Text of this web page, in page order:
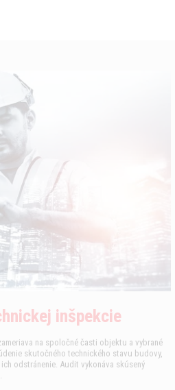
inšpekcie
na spoločné časti objektu a vybrané
skutočného technického stavu budovy,
odstránenie. Audit vykonáva skúsený